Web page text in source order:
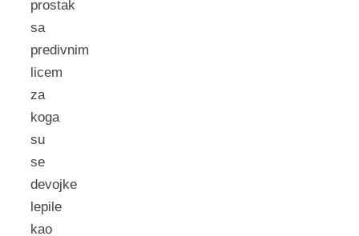
prostak
sa
predivnim
licem
za
koga
su
se
devojke
lepile
kao